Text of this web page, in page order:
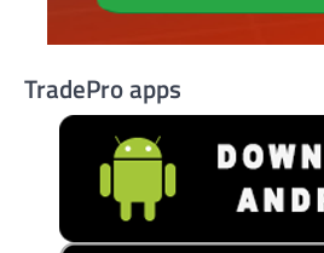
TradePro apps